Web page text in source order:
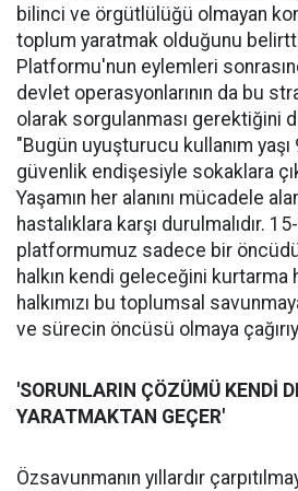
bilinci ve örgütlülüğü olmayan
toplum yaratmak olduğunu
Platformu'nun eylemleri
devlet operasyonlarının da bu
olarak sorgulanması gerektiğini
"Bugün uyuşturucu kullanım yaşı
güvenlik endişesiyle sokaklara
Yaşamın her alanını mücadele
hastalıklara karşı durulmalıdır.
platformumuz sadece bir
halkın kendi geleceğini kurtarma
halkımızı bu toplumsal
ve sürecin öncüsü olmaya
'SORUNLARIN ÇÖZÜMÜ KENDİ
YARATMAKTAN GEÇER'
Özsavunmanın yıllardır